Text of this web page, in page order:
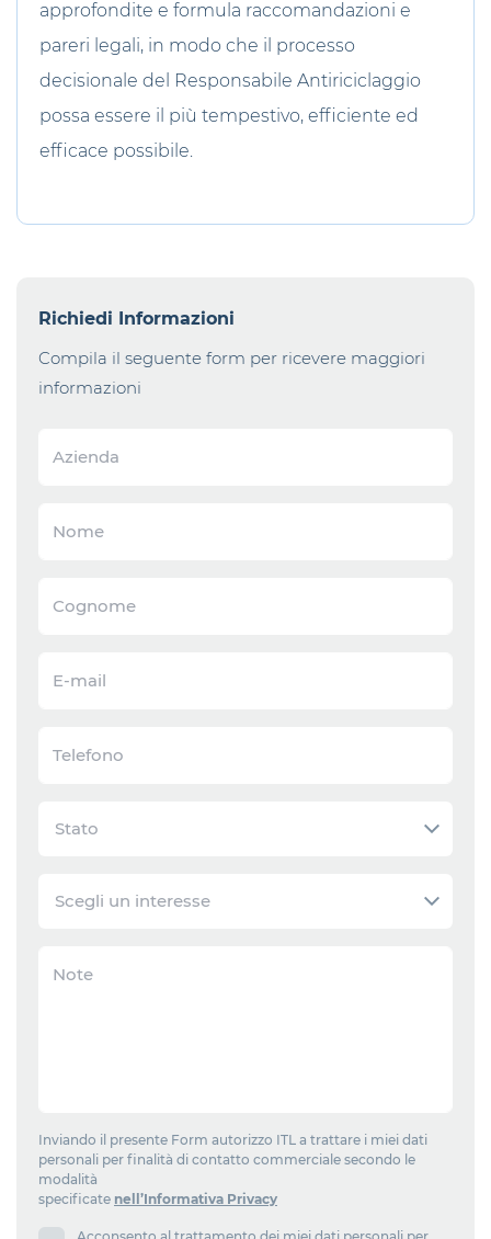
approfondite e formula raccomandazioni e
pareri legali, in modo che il processo
decisionale del Responsabile Antiriciclaggio
possa essere il più tempestivo, efficiente ed
efficace possibile.
Richiedi Informazioni
Compila il seguente form per ricevere maggiori
informazioni
Inviando il presente Form autorizzo ITL a trattare i miei dati
personali per finalità di contatto commerciale secondo le
modalità
specificate nell’Informativa Privacy